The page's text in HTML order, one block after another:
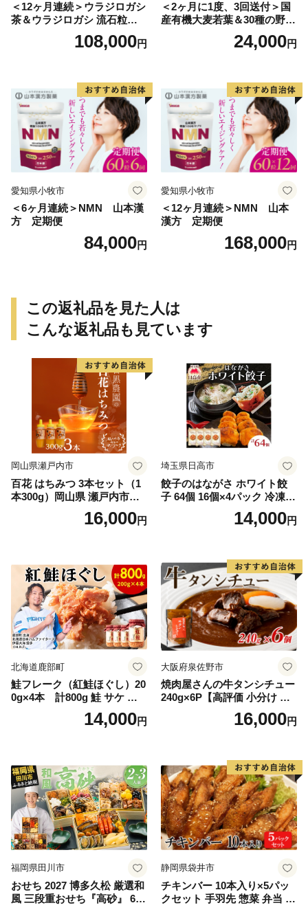
＜12ヶ月連続＞ウラジロガシ
茶＆ウラジロガシ 流石粒
山本漢方 定期便108,000円
＜2ヶ月に1度、3回送付＞国
産有機大麦若葉＆30種の野
菜 山本漢方 定期便
24,000円
愛知県小牧市
＜6ヶ月連続＞NMN 山本漢
方 定期便
84,000円
愛知県小牧市
＜12ヶ月連続＞NMN 山本
漢方 定期便
168,000円
この返礼品を見た人は
こんな返礼品も見ています
岡山県瀬戸内市
百花 はちみつ 3本セット（1
本300g）岡山県 瀬戸内市産
石黒農園 ヨーグルト パン 砂
糖の代わり 香り高い いい香
16,000円
埼玉県日高市
餃子のはながさ ホワイト餃
子 64個 16個×4パック 冷凍
中華 点心 B級グルメ ご当地
野菜 おつまみ おかず 簡単調
ー ギフト お取り寄せ 日高市
14,000円
北海道鹿部町
鮭フレーク（紅鮭ほぐし）20
0g×4本 計800g 鮭 サケ 鮭
ほぐし サケフレーク シャケ
フレーク 鮭フレーク14,000円
大阪府泉佐野市
焼肉屋さんの牛タンシチュー
240g×6P【高評価 小分け 惣
菜 牛たん 一人暮らし 冷凍】
16,000円
福岡県田川市
おせち 2027 博多久松 厳選和
風 三段重おせち『高砂』 6.5
静岡県袋井市
チキンバー 10本入り×5パッ
クセット 手羽先 惣菜 弁当 お